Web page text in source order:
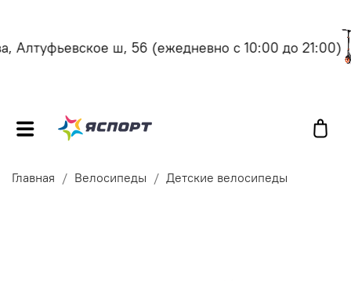
Алтуфьевское ш, 56(ежедневно с 10:00 до 21:00)
Главная Велосипеды Детские велосипеды